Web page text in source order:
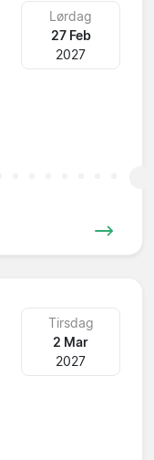
Lørdag
27 Feb
2027
Tirsdag
2 Mar
2027